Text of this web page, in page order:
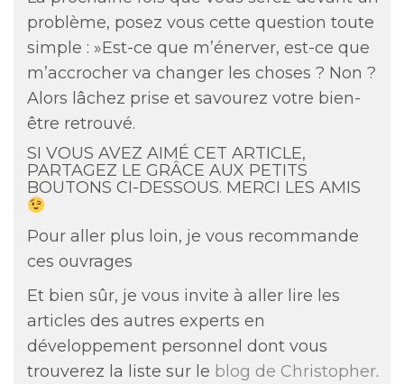
problème, posez vous cette question toute
simple : »Est-ce que m’énerver, est-ce que
m’accrocher va changer les choses ? Non ?
Alors lâchez prise et savourez votre bien-
être retrouvé.
SI VOUS AVEZ AIMÉ CET ARTICLE,
PARTAGEZ LE GRÂCE AUX PETITS
BOUTONS CI-DESSOUS. MERCI LES AMIS
Pour aller plus loin, je vous recommande
ces ouvrages
Et bien sûr, je vous invite à aller lire les
articles des autres experts en
développement personnel dont vous
trouverez la liste sur le blog de Christopher.